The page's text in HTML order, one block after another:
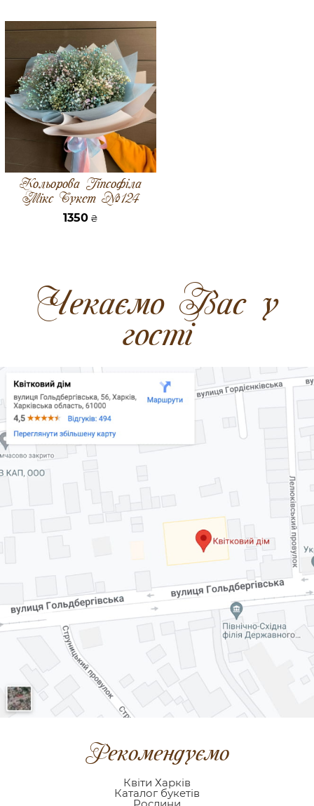
Кольорова Гіпсофіла
Мікс Букет №124
1350 ₴
Чекаємо Вас у
гості
Рекомендуємо
Квіти Харків
Каталог букетів